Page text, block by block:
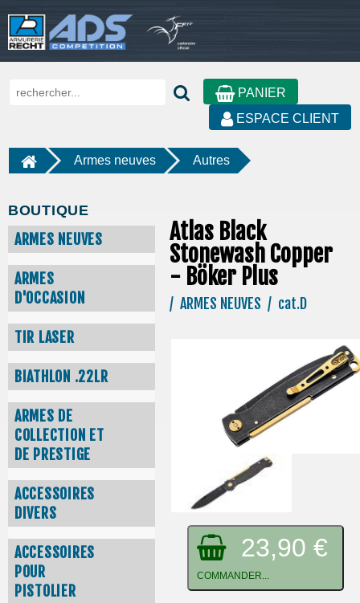
PANIER
ESPACE CLIENT
Armes neuves Autres
BOUTIQUE
ARMES NEUVES
ARMES
D'OCCASION
TIR LASER
BIATHLON .22LR
ARMES DE
COLLECTION ET
DE PRESTIGE
ACCESSOIRES
DIVERS
ACCESSOIRES
POUR
PISTOLIER
Atlas Black
Stonewash Copper
- Böker Plus
/ ARMES NEUVES / cat.D
23,90 €
COMMANDER...